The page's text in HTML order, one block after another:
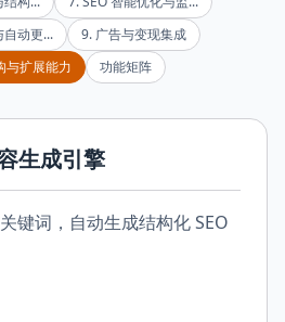
动更... 9. 广告与变现集成
与扩展能力 功能矩阵
生成引擎
键词，自动生成结构化 SEO